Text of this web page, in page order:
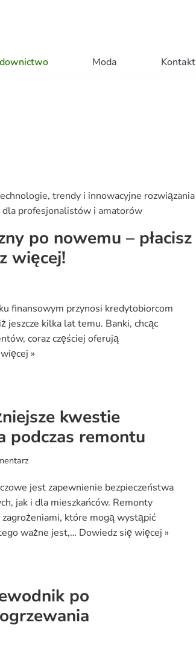
Moda Kontakt
trendy i innowacyjne rozwiązania
dla profesjonalistów i amatorów
po nowemu – płacisz
więcej!
finansowym przynosi kredytobiorcom
jeszcze kilka lat temu. Banki, chcąc
coraz częściej oferują
»
kwestie
podczas remontu
jest zapewnienie bezpieczeństwa
jak i dla mieszkańców. Remonty
które mogą wystąpić
ważne jest,… Dowiedz się więcej »
po